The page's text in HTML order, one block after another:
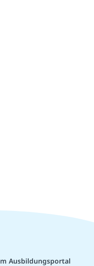
Ausbildungsportal